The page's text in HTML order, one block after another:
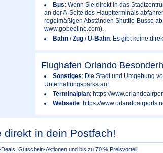
Bus: Wenn Sie direkt in das
an der A-Seite des Hauptterminals
regelmäßigen Abständen Shuttle-Busse
www.gobeeline.com).
Bahn /Zug /U-Bahn: Es gibt keine
Flughafen Orlando
Sonstiges: Die Stadt und Umgebung
Unterhaltungsparks auf.
Terminalplan: https://
Webseite: https://
direkt in dein Postfach!
Gutschein-Aktionen und bis zu 70 % Preisvorteil.